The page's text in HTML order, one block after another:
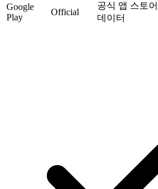
Google
Play
Official
공식 앱 스토
데이터